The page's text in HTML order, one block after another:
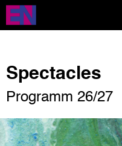
Direkt
zum
Inhalt
Spectacles
Programm 26/27